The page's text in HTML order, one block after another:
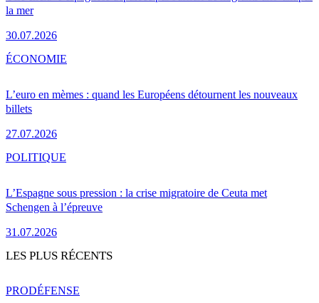
la mer
30.07.2026
L’euro en mèmes : quand les Européens détournent les nouveaux
billets
27.07.2026
ÉCONOMIE
L’Espagne sous pression : la crise migratoire de Ceuta met
Schengen à l’épreuve
31.07.2026
POLITIQUE
LES PLUS RÉCENTS
PRODÉFENSE